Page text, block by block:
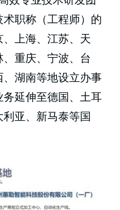
职称（工程师）的
上海、江苏、天
重庆、宁波、台
湖南等地设立办事
延伸至德国、土耳
亚、新马泰等国